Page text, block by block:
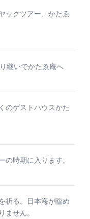
ックツアー、かたゑ
継いでかたゑ庵へ
のゲストハウスかた
の時期に入ります。
祈る。日本海が臨め
ません。